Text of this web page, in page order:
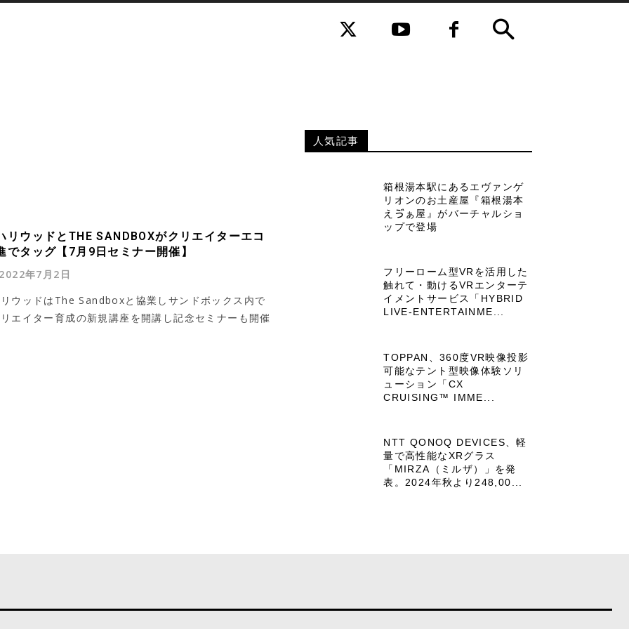
リウッドとTHE SANDBOXがクリエイターエコ
でタッグ【7月9日セミナー開催】
年7月2日
ウッドはThe Sandboxと協業しサンドボックス内で
エイター育成の新規講座を開講し記念セミナーも開催
人気記事
箱根湯本駅にあるエヴァンゲ
リオンのお土産屋『箱根湯本
えゔぁ屋』がバーチャルショ
ップで登場
フリーローム型VRを活用した
触れて・動けるVRエンターテ
イメントサービス「HYBRID
LIVE-ENTERTAINME...
TOPPAN、360度VR映像投影
可能なテント型映像体験ソリ
ューション「CX
CRUISING™ IMME...
NTT QONOQ DEVICES、軽
量で高性能なXRグラス
「MIRZA（ミルザ）」を発
表。2024年秋より248,00...